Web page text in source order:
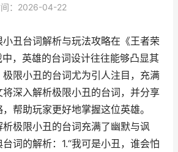
间：2026-04-22
丑台词解析与玩法攻略在《王者荣
，英雄的台词设计往往能够凸显其
限小丑的台词尤为引人注目，充满
深入解析极限小丑的台词，并分享
帮助玩家更好地掌握这位英雄。
极限小丑的台词充满了幽默与讽
词的解析：1.“我可是小丑，谁会怕